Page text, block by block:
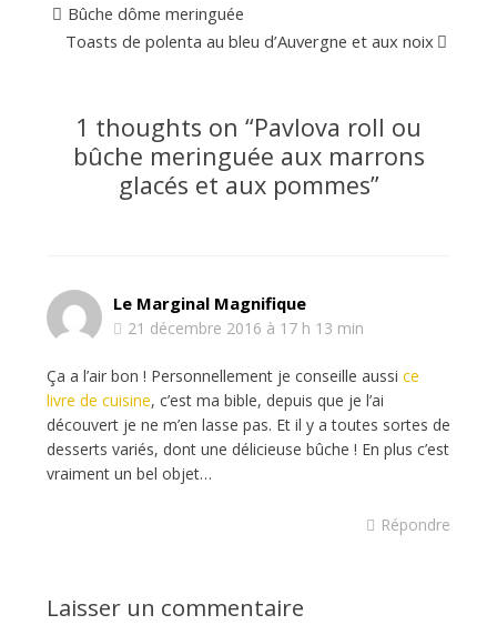
Bûche dôme meringuée
Toasts de polenta au bleu d’Auvergne et aux noix
1 thoughts on “Pavlova roll ou
bûche meringuée aux marrons
glacés et aux pommes”
Le Marginal Magnifique
21 décembre 2016 à 17 h 13 min
Ça a l’air bon ! Personnellement je conseille aussi ce
livre de cuisine, c’est ma bible, depuis que je l’ai
découvert je ne m’en lasse pas. Et il y a toutes sortes de
desserts variés, dont une délicieuse bûche ! En plus c’est
vraiment un bel objet…
Répondre
Laisser un commentaire